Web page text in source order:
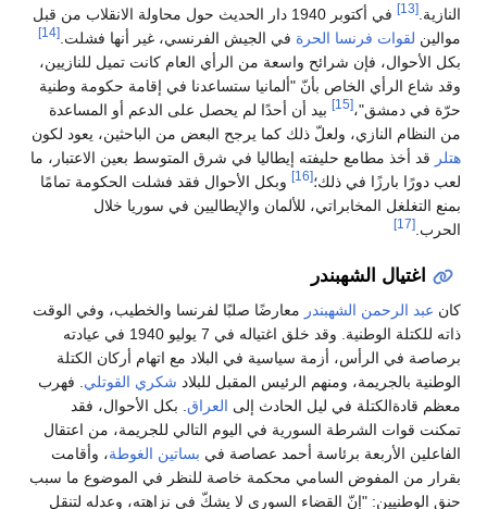
النازية. [13]
في أكتوبر 1940 دار الحديث حول محاولة الانقلاب من قبل
موالين لقوات فرنسا الحرة في الجيش الفرنسي، غير أنها فشلت. [14]
بكل الأحوال، فإن شرائح واسعة من الرأي العام كانت تميل للنازيين،
وقد شاع الرأي الخاص بأنّ "ألمانيا ستساعدنا في إقامة حكومة وطنية
حرّة في دمشق"،[15]
بيد أن أحدًا لم يحصل على الدعم أو المساعدة
من النظام النازي، ولعلّ ذلك كما يرجح البعض من الباحثين، يعود لكون
هتلر قد أخذ مطامع حليفته إيطاليا في شرق المتوسط بعين الاعتبار، ما
لعب دورًا بارزًا في ذلك؛[16]
وبكل الأحوال فقد فشلت الحكومة تمامًا
بمنع التغلغل المخابراتي، للألمان والإيطاليين في سوريا خلال
الحرب. [17]
اغتيال الشهبندر
كان عبد الرحمن الشهبندر معارضًا صلبًا لفرنسا والخطيب، وفي الوقت
ذاته للكتلة الوطنية. وقد خلق اغتياله في 7 يوليو 1940 في عيادته
برصاصة في الرأس، أزمة سياسية في البلاد مع اتهام أركان الكتلة
الوطنية بالجريمة، ومنهم الرئيس المقبل للبلاد شكري القوتلي. فهرب
معظم قادةالكتلة في ليل الحادث إلى العراق. بكل الأحوال، فقد
تمكنت قوات الشرطة السورية في اليوم التالي للجريمة، من اعتقال
الفاعلين الأربعة برئاسة أحمد عصاصة في بساتين الغوطة، وأقامت
بقرار من المفوض السامي محكمة خاصة للنظر في الموضوع ما سبب
حنق الوطنيين: "إنّ القضاء السوري لا يشكّ في نزاهته، وعدله لتنقل